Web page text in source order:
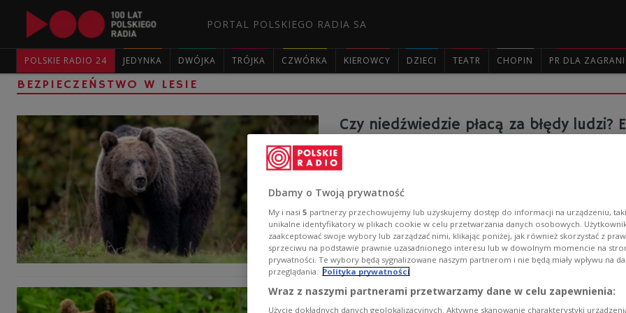
PORTAL POLSKIEGO RADIA SA
POLSKIE RADIO 24 JEDYNKA DWÓJKA TRÓJKA CZWÓRKA KIEROWCY DZIECI TEATR CHOPIN PR DLA
BEZPIECZEŃSTWO W LESIE
Czy niedźwiedzie płacą za błędy
Generalna Dyrekcja Ochrony Środowiska zezwoliła
Decyzja z 7 lipca roku to odpowiedź na wniosek
drapieżników. Czy jest to jedyny sposób na to, żeby
Zobacz więcej na temat:
infografika
Dzikie zwierzę na szlaku. Jak się
Dbamy o Twoją prywatność
My i nasi 5 partnerzy przechowujemy lub uzyskujemy dostęp do informacji na urządzeniu,
unikalne identyfikatory w plikach cookie w celu przetwarzania danych osobowych.
zaakceptować swoje wybory lub zarządzać nimi, klikając poniżej, jak również skorzystać z
sprzeciwu na podstawie prawnie uzasadnionego interesu lub w dowolnym momencie na
prywatności. Te wybory będą sygnalizowane naszym partnerom i nie będą miały wpływu na
przeglądania. Polityka prywatności
Wraz z naszymi partnerami przetwarzamy dane w celu zapewnienia:
Użycie dokładnych danych geolokalizacyjnych. Aktywne skanowanie charakterystyki